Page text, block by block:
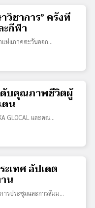
ชาการ” ครั้งที่
กีฬา
แห่งภาคตะวันออก…
ดับคุณภาพชีวิตผู้
ดน
GLOCAL และคณ…
เทศ อัปเดต
น
ารประชุมและการสัมม…